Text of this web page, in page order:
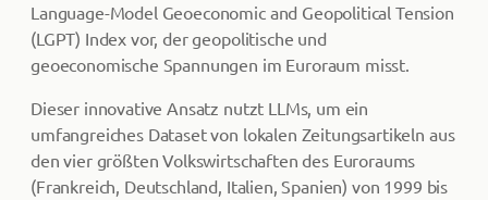
Language-Model Geoeconomic and Geopolitical Tension
(LGPT) Index vor, der geopolitische und
geoeconomische Spannungen im Euroraum misst.
Dieser innovative Ansatz nutzt LLMs, um ein
umfangreiches Dataset von lokalen Zeitungsartikeln aus
den vier größten Volkswirtschaften des Euroraums
(Frankreich, Deutschland, Italien, Spanien) von 1999 bis